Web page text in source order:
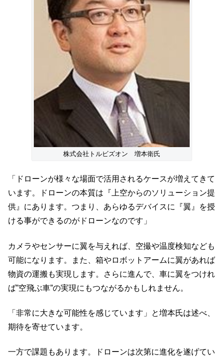
株式会社トルビズオン 増本衛氏
「ドローンが様々な場面で活用されるケースが増えてきて
います。ドローンの本質は『上空からのソリューション提
供』にあります。つまり、あらゆるデバイスに『翼』を授
ける事ができるのがドローンなのです」
カメラやセンサーに翼を与えれば、空撮や温度検知なども
可能になります。また、箱やロボットアームに翼があれば
物資の運搬も実現します。さらに進んで、車に翼をつけれ
ば”空飛ぶ車”の実現にもつながるかもしれません。
「非常に大きな可能性を感じています」と増本氏は述べ、
期待を寄せています。
一方で課題もあります。ドローンは次第に進化を遂げてい